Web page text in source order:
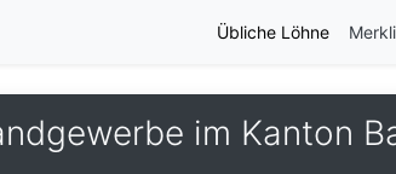
Übliche Löhne
im Kanton